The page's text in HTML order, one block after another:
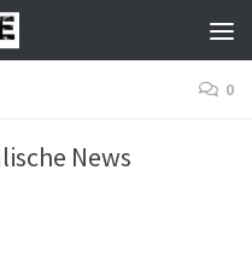
0
News